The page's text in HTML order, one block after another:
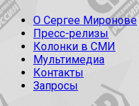
О Сергее Миронове
Пресс-релизы
Колонки в СМИ
Мультимедиа
Контакты
Запросы